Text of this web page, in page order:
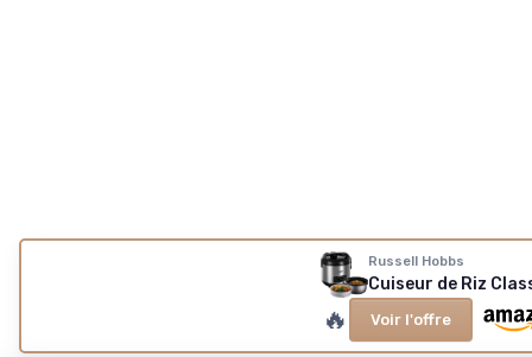
Russell Hobbs
Cuiseur de Riz
🔥 Voir l'offre